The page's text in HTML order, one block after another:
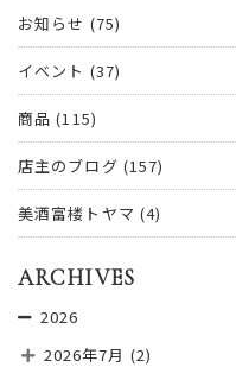
お知らせ (75)
イベント (37)
商品 (115)
店主のブログ (157)
美酒富楼トヤマ (4)
ARCHIVES
2026
2026年7月 (2)